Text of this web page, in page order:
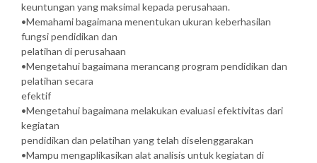
keuntungan yang maksimal kepada perusahaan.
•Memahami bagaimana menentukan ukuran keberhasilan
fungsi pendidikan dan
pelatihan di perusahaan
•Mengetahui bagaimana merancang program pendidikan dan
pelatihan secara
efektif
•Mengetahui bagaimana melakukan evaluasi efektivitas dari
kegiatan
pendidikan dan pelatihan yang telah diselenggarakan
•Mampu mengaplikasikan alat analisis untuk kegiatan di